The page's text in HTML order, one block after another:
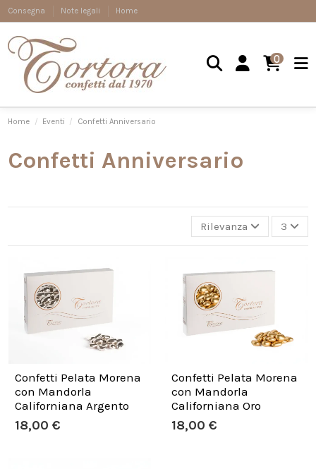
Consegna Note legali Home
0
Home Eventi Confetti Anniversario
Confetti Anniversario
Rilevanza 3
Confetti Pelata Morena
con Mandorla
Californiana Argento
18,00 €
Confetti Pelata Morena
con Mandorla
Californiana Oro
18,00 €